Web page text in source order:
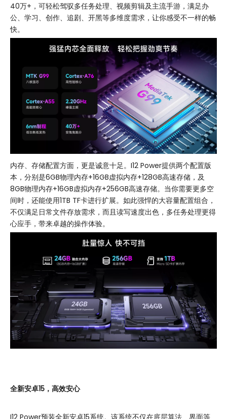
40万+，可轻松驾驭多任务处理、视频剪辑及主流手游，满足办
公、学习、创作、追剧、开黑等多维度需求，让你感受不一样的畅
快。
内存、存储配置方面，更是诚意十足。I12 Power提供两个配置版
本，分别是6GB物理内存+16GB虚拟内存+128GB高速存储，及
8GB物理内存+16GB虚拟内存+256GB高速存储。当你需要更多空
间时，还能使用1TB TF卡进行扩展。如此强悍的大容量配置组合，
不仅满足日常文件存放需求，而且读写速度出色，多任务处理更得
心应手，带来卓越的操作体验。
全新安卓15，高效安心
I12 Power预装全新安卓15系统。该系统不仅在底层算法、界面等